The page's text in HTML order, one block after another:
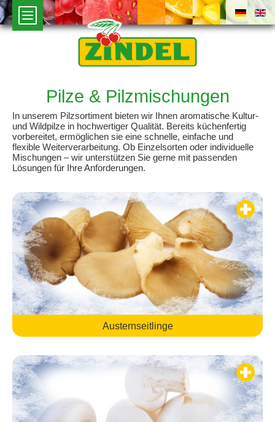
Pilze & Pilzmischungen
In unserem Pilzsortiment bieten wir Ihnen aromatische Kultur-
und Wildpilze in hochwertiger Qualität. Bereits küchenfertig
vorbereitet, ermöglichen sie eine schnelle, einfache und
flexible Weiterverarbeitung. Ob Einzelsorten oder individuelle
Mischungen – wir unterstützen Sie gerne mit passenden
Lösungen für Ihre Anforderungen.
Austernseitlinge